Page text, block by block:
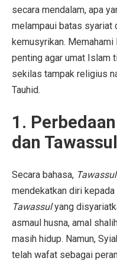
secara mendalam, apa
melampaui batas syariat
kemusyrikan.
penting agar umat Islam
sekilas tampak religius
Tauhid.
1.
dan
Secara bahasa, Tawassul
mendekatkan diri
Tawassulyang
asmaul husna, amal
masih hidup. Namun,
telah wafat sebagai